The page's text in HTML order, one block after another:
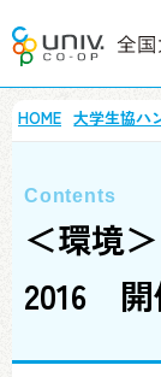
HOME 大学生協ハ
＜環境
2016 開